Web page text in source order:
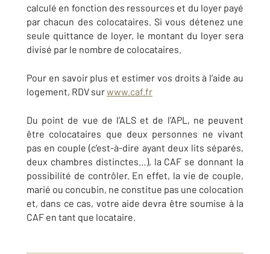
calculé en fonction des ressources et du loyer payé
par chacun des colocataires. Si vous détenez une
seule quittance de loyer, le montant du loyer sera
divisé par le nombre de colocataires.
Pour en savoir plus et estimer vos droits à l’aide au
logement, RDV surwww.caf.fr
Du point de vue de l’ALS et de l’APL, ne peuvent
être colocataires que deux personnes ne vivant
pas en couple (c’est-à-dire ayant deux lits séparés,
deux chambres distinctes…), la CAF se donnant la
possibilité de contrôler. En effet, la vie de couple,
marié ou concubin, ne constitue pas une colocation
et, dans ce cas, votre aide devra être soumise à la
CAF en tant que locataire.